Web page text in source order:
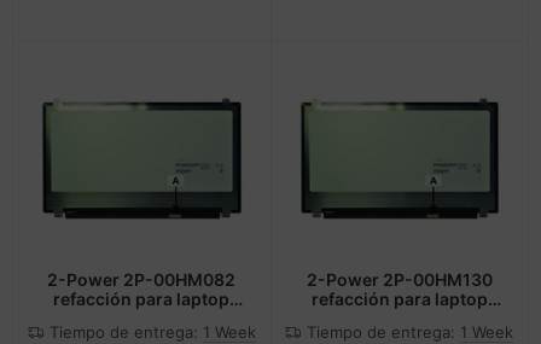
2-Power 2P-00HM082
refacción para laptop
Tiempo de entrega: 1 Week
2-Power 2P-00HM130
refacción para laptop
Tiempo de entrega: 1 Week